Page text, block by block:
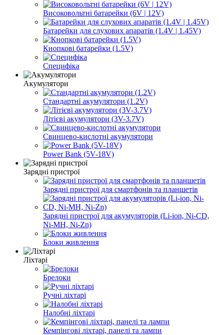
Високовольтні батарейки (6V | 12V)
Батарейки для слухових апаратів (1.4V | 1.45V)
Кнопкові батарейки (1.5V)
Cпецифіка
Акумулятори
Стандартні акумулятори (1.2V)
Літієві акумулятори (3V-3.7V)
Свинцево-кислотні акумулятори
Power Bank (5V-18V)
Зарядні пристрої
Зарядні пристрої для смартфонів та планшетів
Зарядні пристрої для акумуляторів (Li-ion, Ni-CD,
Ni-MH, Ni-Zn)
Блоки живлення
Ліхтарі
Брелоки
Ручні ліхтарі
Налобні ліхтарі
Кемпінгові ліхтарі, панелі та лампи